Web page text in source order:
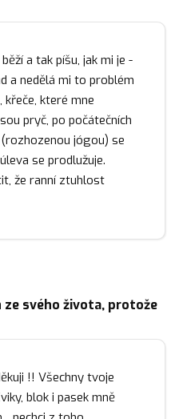
a tak píšu, jak mi je -
a nedělá mi to problém
které mne
pryč, po počátečních
jógou) se
se prodlužuje.
že ranní ztuhlost
ze svého života, protože
!! Všechny tvoje
blok i pasek mně